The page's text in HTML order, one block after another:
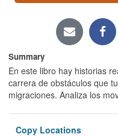
Locations/Hours (external
page)
Privacy
Summary
En este libro hay historias
carrera de obstáculos que
migraciones. Analiza los
Copy Locations